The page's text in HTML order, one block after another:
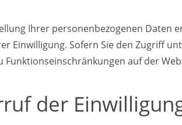
Ihrer personenbezogenen Daten
Einwilligung. Sofern Sie den Zugriff
Funktionseinschränkungen auf der
der